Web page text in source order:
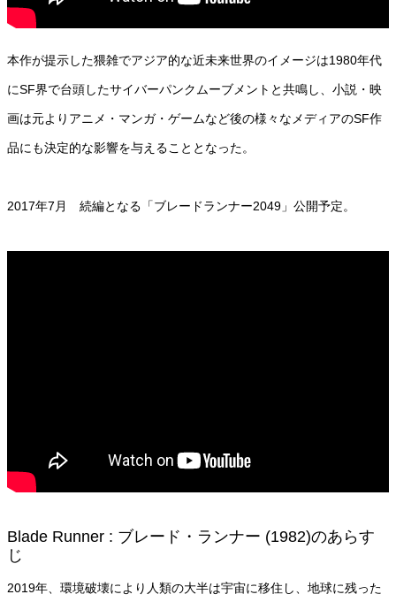
本作が提示した猥雑でアジア的な近未来世界のイメージは1980年代
にSF界で台頭したサイバーパンクムーブメントと共鳴し、小説・映
画は元よりアニメ・マンガ・ゲームなど後の様々なメディアのSF作
品にも決定的な影響を与えることとなった。
2017年7月 続編となる「ブレードランナー2049」公開予定。
Blade Runner : ブレード・ランナー (1982)のあらす
じ
2019年、環境破壊により人類の大半は宇宙に移住し、地球に残った